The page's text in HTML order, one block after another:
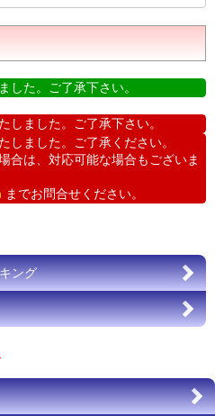
した。ご了承下さい。
しました。ご了承下さい。
しました。ご了承ください。
合は、対応可能な場合もございま
までお問合せください。
ング